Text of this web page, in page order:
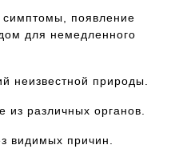
появление
для немедленного
неизвестной природы.
различных органов.
видимых причин.